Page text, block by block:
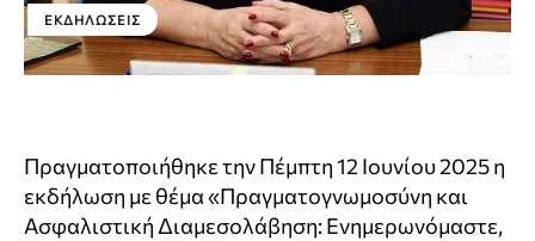
ΕΚΔΗΛΏΣΕΙΣ
Πραγματοποιήθηκε την Πέμπτη 12 Ιουνίου 2025 η
εκδήλωση με θέμα «Πραγματογνωμοσύνη και
Ασφαλιστική Διαμεσολάβηση: Ενημερωνόμαστε,